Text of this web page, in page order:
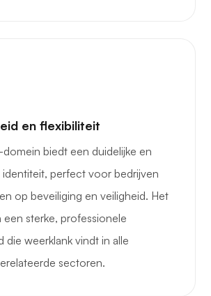
en flexibiliteit
biedt een duidelijke en
perfect voor bedrijven
op beveiliging en veiligheid. Het
een sterke, professionele
die weerklank vindt in alle
sectoren.